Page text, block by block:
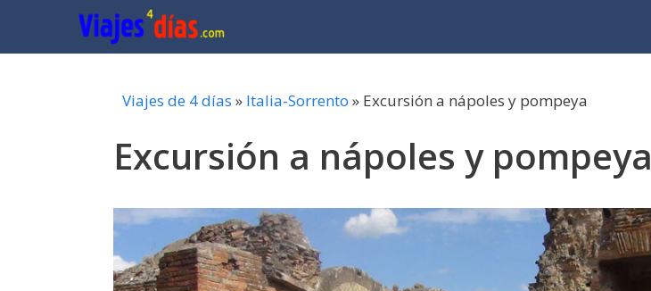
contenido
Viajes de 4 días » Italia-Sorrento » Excursión a nápoles y pompeya
Excursión a nápoles y pompeya